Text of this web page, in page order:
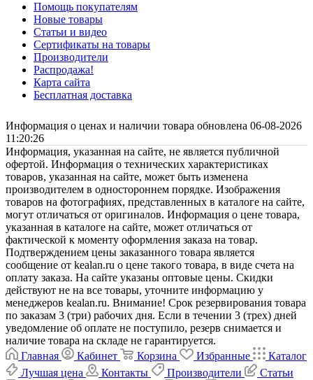
Помощь покупателям
Новые товары
Статьи и видео
Сертификаты на товары
Производители
Распродажа!
Карта сайта
Бесплатная доставка
Информация о ценах и наличии товара обновлена 06-08-2026
11:20:26
Информация, указанная на сайте, не является публичной
офертой. Информация о технических характеристиках
товаров, указанная на сайте, может быть изменена
производителем в одностороннем порядке. Изображения
товаров на фотографиях, представленных в каталоге на сайте,
могут отличаться от оригиналов. Информация о цене товара,
указанная в каталоге на сайте, может отличаться от
фактической к моменту оформления заказа на товар.
Подтверждением цены заказанного товара является
сообщение от kealan.ru о цене такого товара, в виде счета на
оплату заказа. На сайте указаны оптовые цены. Скидки
действуют не на все товары, уточните информацию у
менеджеров kealan.ru. Внимание! Срок резервирования товара
по заказам 3 (три) рабочих дня. Если в течении 3 (трех) дней
уведомление об оплате не поступило, резерв снимается и
наличие товара на складе не гарантируется.
Главная
Кабинет Корзина Избранные
Каталог
Лучшая цена
Контакты Производители
Статьи